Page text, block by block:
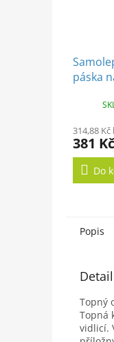
páska
314,88 Kč
381 Kč
Do
Popis
Topný
Topná
vidlicí.